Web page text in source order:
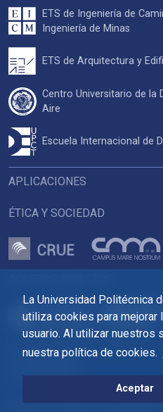
La Universidad Politécnica
utiliza cookies para mejorar
usuario. Al utilizar nuestros
nuestra política de cookies.
Aceptar
Pza. del Cronista Isidoro Valverde
Edif. La Milagrosa
Directorio Contacto Accesibilidad
APLICACIONES
ÉTICA Y SOCIEDAD
ETS de Ingeniería de
Ingeniería de Minas
ETS de Arquitectura y
Centro Universitario de la
Aire
Escuela Internacional de